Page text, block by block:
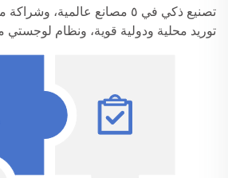
توريد محلية ودولية قوية، ونظام لوجستي